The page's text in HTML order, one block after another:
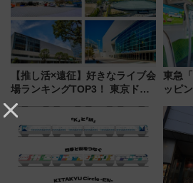
【推し活×遠征】好きなライブ会
場ランキングTOP3！ 東京ドー
ムや大阪城ホールが選ばれる理
由と交通アクセス術、ライブ会
場に何を求める？
東急
ッピ
ー！
め